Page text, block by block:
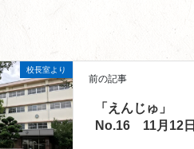
校長室より
前の記事
「えんじゅ」
No.16 11月12日